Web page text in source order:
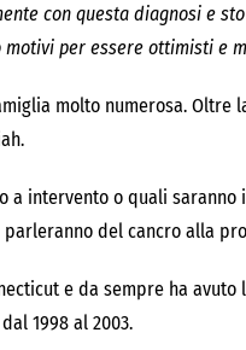
con questa diagnosi e
motivi per essere ottimisti e
molto numerosa.
a intervento o quali
del cancro alla
e da sempre ha
1998 al 2003.